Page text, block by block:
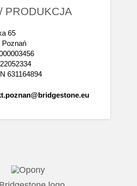
PRODUKCJA
65
Poznań
631164894